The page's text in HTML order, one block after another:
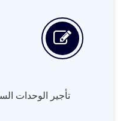
تأجير الوحدات